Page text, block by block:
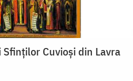
Cuvioși din Lavra